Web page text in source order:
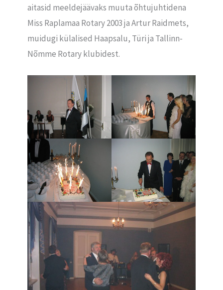
aitasid meeldejäävaks muuta õhtujuhtidena
Miss Raplamaa Rotary 2003 ja Artur Raidmets,
muidugi külalised Haapsalu, Türi ja Tallinn-
Nõmme Rotary klubidest.